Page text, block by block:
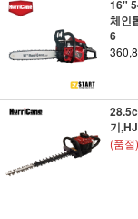
16"
체인
6
기
(품절)